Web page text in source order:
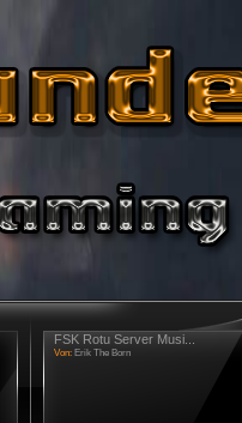
FSK Rotu Server Musi...
Von: Erik The Born